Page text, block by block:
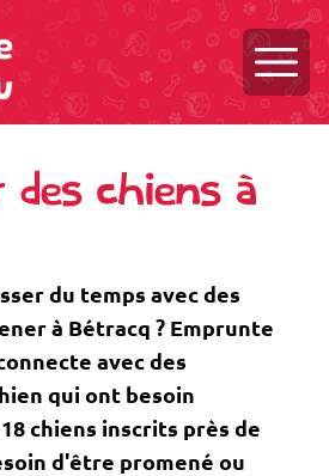
chiens à
du temps avec des
à Bétracq ? Emprunte
avec des
qui ont besoin
chiens inscrits près de
d'être promené ou